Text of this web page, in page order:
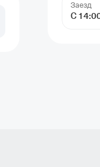
Заезд
С